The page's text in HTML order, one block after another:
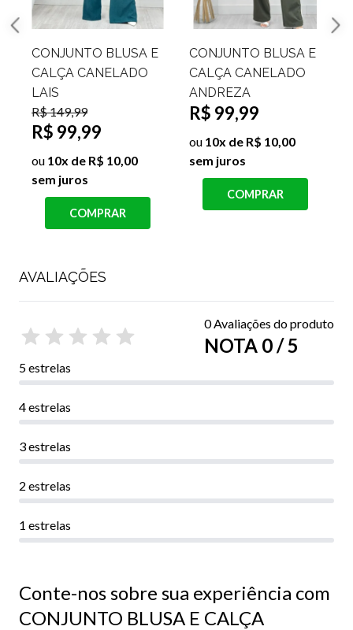
CONJUNTO BLUSA E
CALÇA CANELADO
ANDREZA
R$ 99,99
ou10x de R$ 10,00
sem juros
COMPRAR
CONJUNTO BLUSA
MORCEGO E CALÇA
CANELADO CARLA
R$ 99,99
ou 10x de R$ 10,00
sem juros
COMPRAR
AVALIAÇÕES
0 Avaliações do produto
NOTA 0 / 5
5 estrelas
4 estrelas
3 estrelas
2 estrelas
1 estrelas
Conte-nos sobre sua experiência com
CONJUNTO BLUSA E CALÇA